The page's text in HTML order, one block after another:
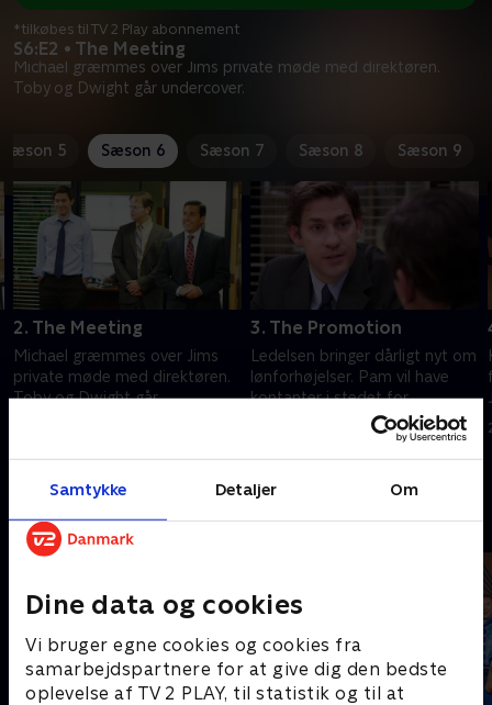
Samtykke Detaljer Om
Dine data og cookies
Vi bruger egne cookies og cookies fra
samarbejdspartnere for at give dig den bedste
oplevelse af TV 2 PLAY, til statistik og til at
S6:E2 • The Meeting
Michael græmmes over Jims private møde med direktøren.
Toby og Dwight går undercover.
*tilkøbes til TV 2 Play abonnement
Sæson 5 Sæson 6 Sæson 7 Sæson 8 Sæson 9
2. The Meeting
Michael græmmes over Jims
private møde med direktøren.
Toby og Dwight går
3. The Promotion
Ledelsen bringer dårligt nyt om
lønforhøjelser. Pam vil have
kontanter i stedet for
Andre så også